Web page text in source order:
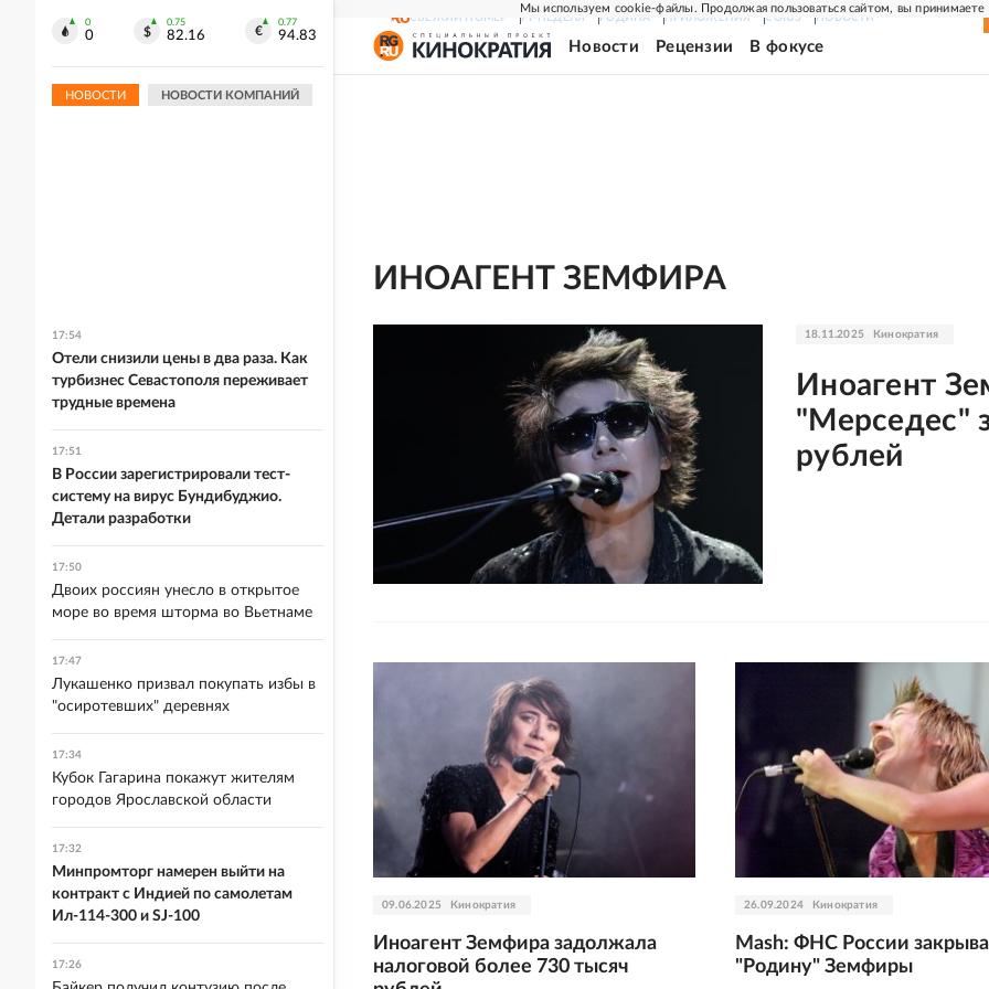
Мы используем cookie-файлы. Продолжая пользоваться сайтом, вы принимаете
СВЕЖИЙ НОМЕР РГ-НЕДЕЛЯ РОДИНА ПРИЛОЖЕНИЯ СОЮЗ НОВОСТИ
Новости Рецензии В фокусе
ИНОАГЕНТ ЗЕМФИРА
18.11.2025 Кинократия
Иноагент
"Мерседес"
рублей
09.06.2025 Кинократия
Иноагент Земфира задолжала
налоговой более 730 тысяч
26.09.2024 Кинократия
Mash: ФНС России
"Родину" Земфиры
0
0
0.75
82.16
0.77
94.83
НОВОСТИ НОВОСТИ КОМПАНИЙ
17:54
Отели снизили цены в два раза. Как
турбизнес Севастополя переживает
трудные времена
17:51
В России зарегистрировали тест-
систему на вирус Бундибуджио.
Детали разработки
17:50
Двоих россиян унесло в открытое
море во время шторма во Вьетнаме
17:47
Лукашенко призвал покупать избы в
"осиротевших" деревнях
17:34
Кубок Гагарина покажут жителям
городов Ярославской области
17:32
Минпромторг намерен выйти на
контракт с Индией по самолетам
Ил-114-300 и SJ-100
17:26